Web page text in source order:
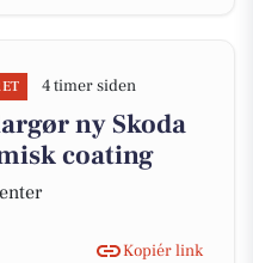
4 timer siden
ny Skoda
coating
Kopiér link